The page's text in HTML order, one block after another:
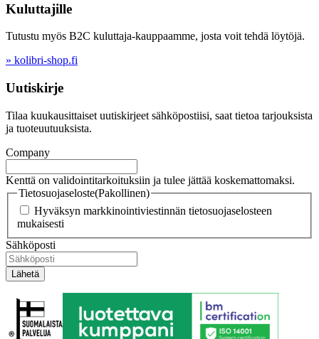
Kuluttajille
Tutustu myös B2C kuluttaja-kauppaamme, josta voit tehdä löytöjä.
» kolibri-shop.fi
Uutiskirje
Tilaa kuukausittaiset uutiskirjeet sähköpostiisi, saat tietoa tarjouksista
ja tuoteuutuuksista.
Company
Kenttä on validointitarkoituksiin ja tulee jättää koskemattomaksi.
Tietosuojaseloste(Pakollinen)
Hyväksyn markkinointiviestinnän tietosuojaselosteen
mukaisesti
Sähköposti